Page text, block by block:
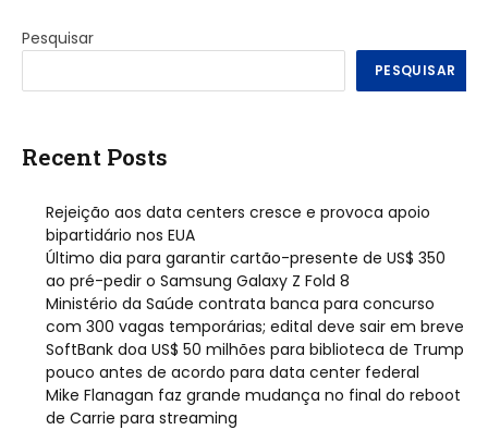
Pesquisar
PESQUISAR
Recent Posts
Rejeição aos data centers cresce e provoca apoio
bipartidário nos EUA
Último dia para garantir cartão-presente de US$ 350
ao pré-pedir o Samsung Galaxy Z Fold 8
Ministério da Saúde contrata banca para concurso
com 300 vagas temporárias; edital deve sair em breve
SoftBank doa US$ 50 milhões para biblioteca de Trump
pouco antes de acordo para data center federal
Mike Flanagan faz grande mudança no final do reboot
de Carrie para streaming